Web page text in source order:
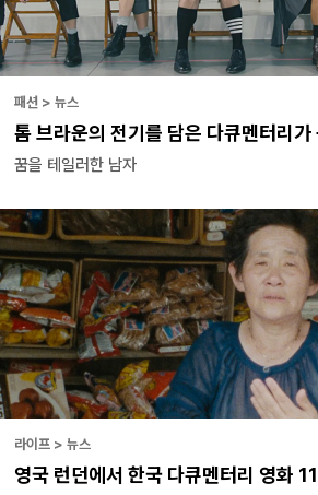
패션 > 뉴스
톰 브라운의 전기를 담은 다큐멘터리가
꿈을 테일러한 남자
라이프 > 뉴스
영국 런던에서 한국 다큐멘터리 영화